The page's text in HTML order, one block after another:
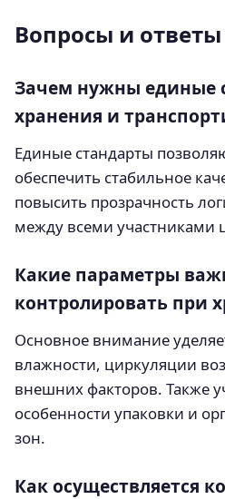
Вопросы и ответы
Зачем нужны единые
хранения и
Единые стандарты
обеспечить стабильное
повысить прозрачность
между всеми участниками
Какие параметры
контролировать при
Основное внимание
влажности, циркуляции
внешних факторов. Также
особенности упаковки и
зон.
Как осуществляется